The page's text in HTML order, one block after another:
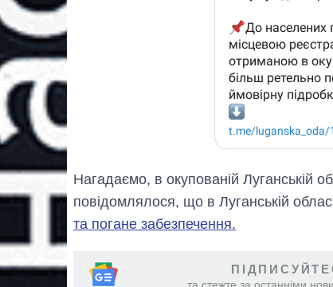
Нагадаємо, в окупованій Луганській
повідомлялося, що в Луганській
та погане забезпечення.